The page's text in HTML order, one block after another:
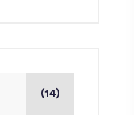
(14)